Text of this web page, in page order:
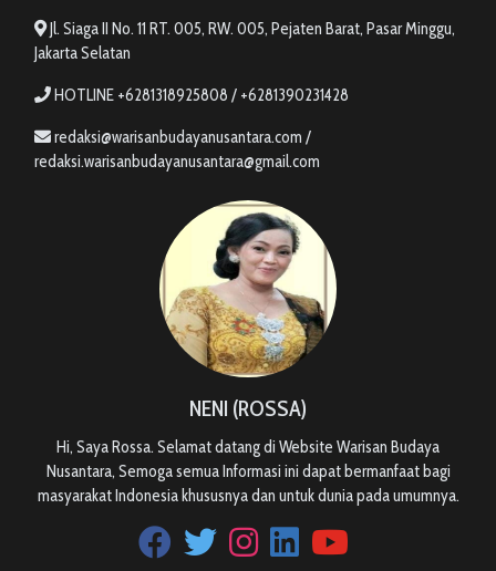
Jl. Siaga II No. 11 RT. 005, RW. 005, Pejaten Barat, Pasar Minggu,
Jakarta Selatan
HOTLINE +6281318925808 / +6281390231428
redaksi@warisanbudayanusantara.com /
redaksi.warisanbudayanusantara@gmail.com
NENI (ROSSA)
Hi, Saya Rossa. Selamat datang di Website Warisan Budaya
Nusantara, Semoga semua Informasi ini dapat bermanfaat bagi
masyarakat Indonesia khususnya dan untuk dunia pada umumnya.